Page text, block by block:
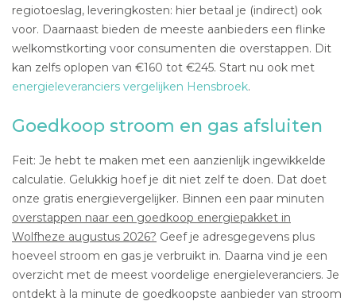
regiotoeslag, leveringkosten: hier betaal je (indirect) ook
voor. Daarnaast bieden de meeste aanbieders een flinke
welkomstkorting voor consumenten die overstappen. Dit
kan zelfs oplopen van €160 tot €245. Start nu ook met
energieleveranciers vergelijken Hensbroek.
Goedkoop stroom en gas afsluiten
Feit: Je hebt te maken met een aanzienlijk ingewikkelde
calculatie. Gelukkig hoef je dit niet zelf te doen. Dat doet
onze gratis energievergelijker. Binnen een paar minuten
overstappen naar een goedkoop energiepakket in
Wolfheze augustus 2026? Geef je adresgegevens plus
hoeveel stroom en gas je verbruikt in. Daarna vind je een
overzicht met de meest voordelige energieleveranciers. Je
ontdekt à la minute de goedkoopste aanbieder van stroom